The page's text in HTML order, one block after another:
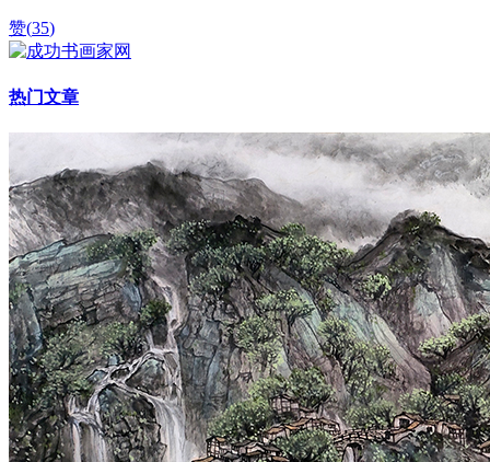
赞(35)
热门文章